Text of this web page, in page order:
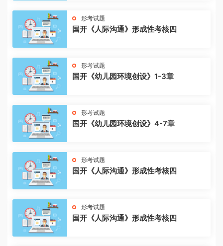
形考试题
国开《人际沟通》形成性考核四
形考试题
国开《幼儿园环境创设》1-3章
形考试题
国开《幼儿园环境创设》4-7章
形考试题
国开《人际沟通》形成性考核四
形考试题
国开《人际沟通》形成性考核四